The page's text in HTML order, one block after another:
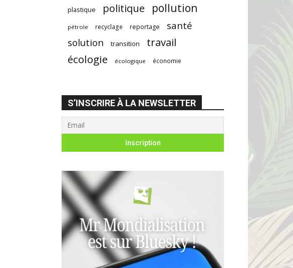
plastique politique pollution
pétrole recyclage reportage
santé
solution
transition
travail
écologie
écologique économie
S’INSCRIRE À LA NEWSLETTER